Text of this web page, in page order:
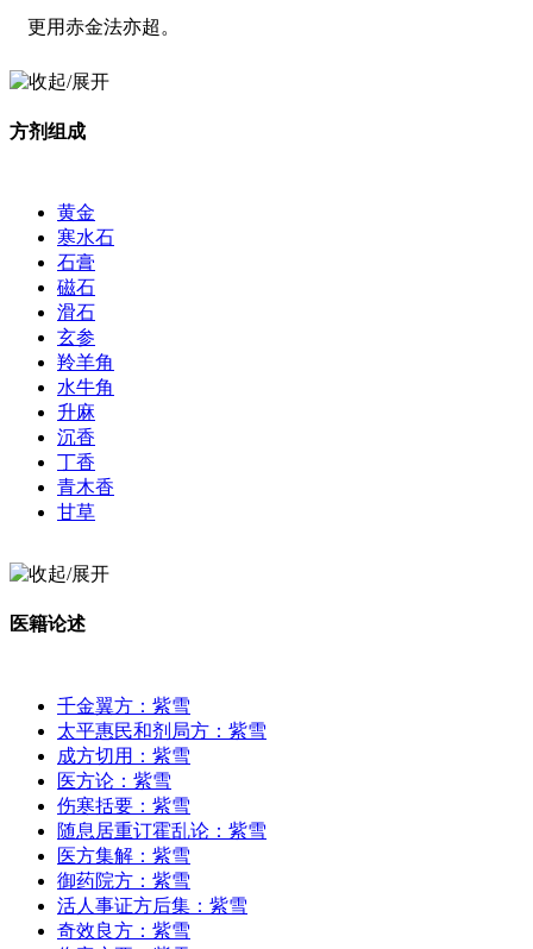
更用赤金法亦超。
方剂组成
黄金
寒水石
石膏
磁石
滑石
玄参
羚羊角
水牛角
升麻
沉香
丁香
青木香
甘草
医籍论述
千金翼方：紫雪
太平惠民和剂局方：紫雪
成方切用：紫雪
医方论：紫雪
伤寒括要：紫雪
随息居重订霍乱论：紫雪
医方集解：紫雪
御药院方：紫雪
活人事证方后集：紫雪
奇效良方：紫雪